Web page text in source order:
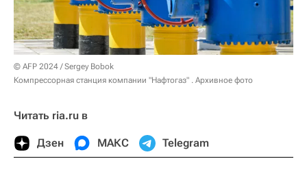
© AFP 2024 / Sergey Bobok
Компрессорная станция компании "Нафтогаз" . Архивное фото
Читать ria.ru в
Дзен МАКС Telegram